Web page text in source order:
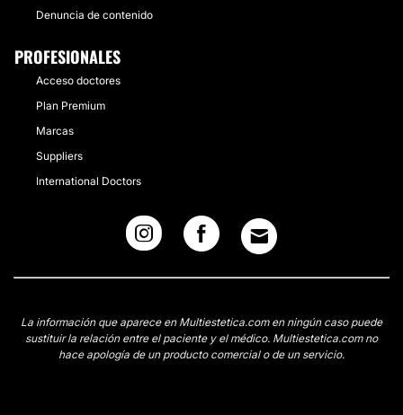
Denuncia de contenido
PROFESIONALES
Acceso doctores
Plan Premium
Marcas
Suppliers
International Doctors
La información que aparece en Multiestetica.com en ningún caso puede
sustituir la relación entre el paciente y el médico. Multiestetica.com no
hace apología de un producto comercial o de un servicio.